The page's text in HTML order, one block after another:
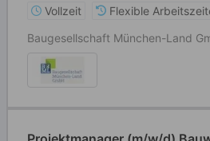
Vollzeit
Flexible
Baugesellschaft München-Land